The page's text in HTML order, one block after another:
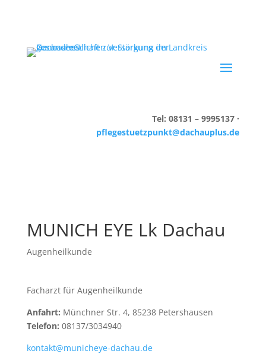
Tel: 08131 – 9995137 ·
pflegestuetzpunkt@dachauplus.de
MUNICH EYE Lk Dachau
Augenheilkunde
Facharzt für Augenheilkunde
Anfahrt: Münchner Str. 4, 85238 Petershausen
Telefon: 08137/3034940
kontakt@municheye-dachau.de